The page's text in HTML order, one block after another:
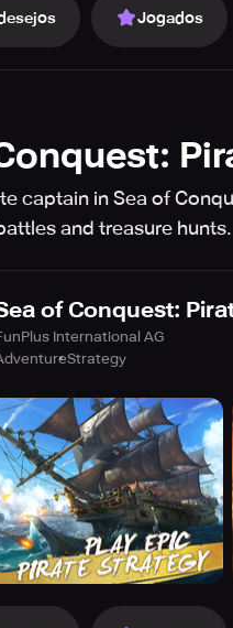
Jogados
captain in Sea of
and treasure hunts.
of Conquest:
International AG
Strategy